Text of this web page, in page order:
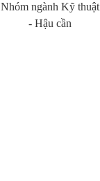
Nhóm ngành Kỹ thuật
- Hậu cần